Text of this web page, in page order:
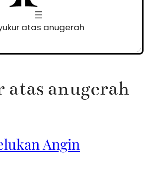
atas anugerah
atas anugerah
Angin